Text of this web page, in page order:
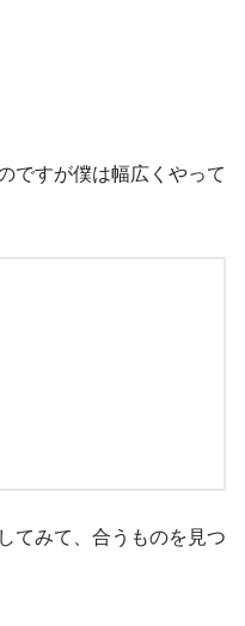
ですが僕は幅広くやって
てみて、合うものを見つ